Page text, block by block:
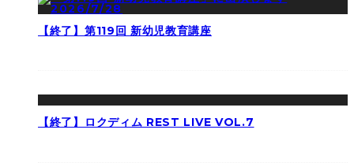
【終了】第119回 新幼児教育講座
【終了】ロクディム REST LIVE VOL.7